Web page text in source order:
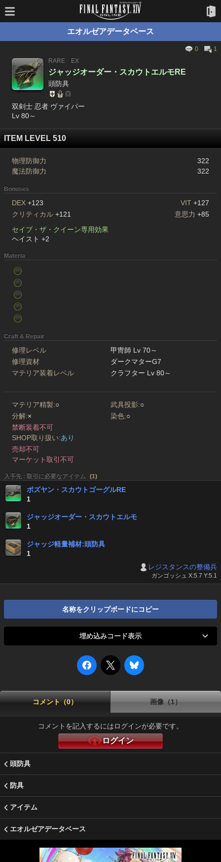
エオルゼアデータベース
0
1
RARE
EX
ジャッジオーダー・スカウトエルモRE
頭防具
双剣士 忍者 ヴァイパー
Lv 80～
ITEM LEVEL 510
物理防御力
322
魔法防御力
322
Bonuses
DEX +123 VIT +127
クリティカル +121 意思力 +85
セイブ・ザ・クイーン専用効果
ヘイスト +2
Materia
Craft & Repair
修理レベル
甲冑師 Lv 70～
修理資材
ダークマターG7
マテリア装着レベル
クラフター Lv 80～
マテリア精製:○ 武具投影:○
分解:× 染色:○
禁断装着不可
SHOP取り扱い:あり
売却不可
マーケット取引不可
入手先 : 取引に必要なアイテム (1)
ボズヤン・スカウトゴーグルRE
1
ジャッジオーダー・スカウトエルモ
1
ジャッジ軽量補材:頭防具
1
レジスタンスの整備兵
ガンゴッシュ X:5.7 Y:5.1
名称をクリップボードにコピー
埋め込みコード表示
コメント（0） 画像（1）
コメントを記入するにはログインが必要です。
ログイン
頭防具
防具
アイテム
エオルゼアデータベース